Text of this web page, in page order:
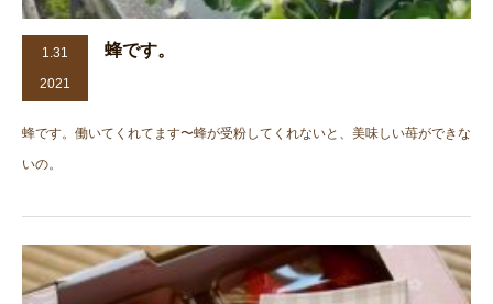
1.31
2021
蜂です。
蜂です。働いてくれてます〜蜂が受粉してくれないと、美味しい苺ができな
いの。